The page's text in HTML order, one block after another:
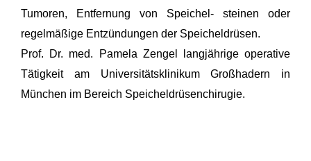
Tumoren, Entfernung von Speichel- steinen oder
regelmäßige Entzündungen der Speicheldrüsen.
Prof. Dr. med. Pamela Zengel langjährige operative
Tätigkeit am Universitätsklinikum Großhadern in
München im Bereich Speicheldrüsenchirugie.